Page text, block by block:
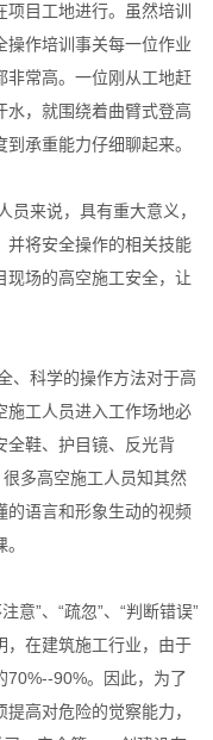
目工地进行。虽然培训
操作培训事关每一位作业
非常高。一位刚从工地赶
水，就围绕着曲臂式登高
承重能力仔细聊起来。
来说，具有重大意义，
并将安全操作的相关技能
现场的高空施工安全，让
科学的操作方法对于高
施工人员进入工作场地必
全鞋、护目镜、反光背
多高空施工人员知其然
的语言和形象生动的视频
”、“疏忽”、“判断错误”
，在建筑施工行业，由于
70%--90%。因此，为了
高对危险的觉察能力，